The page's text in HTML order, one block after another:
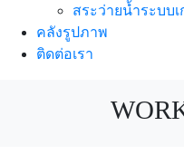
สระว่ายน้ำระบบเ
คลังรูปภาพ
ติดต่อเรา